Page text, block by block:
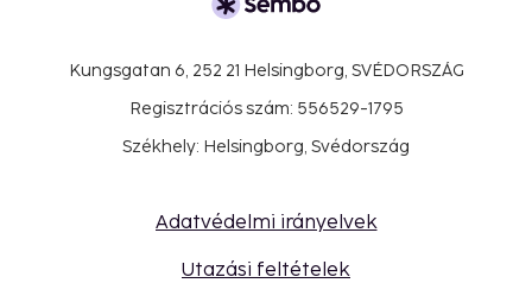
Kungsgatan 6, 252 21 Helsingborg, SVÉDORSZÁG
Regisztrációs szám: 556529-1795
Székhely: Helsingborg, Svédország
Adatvédelmi irányelvek
Utazási feltételek